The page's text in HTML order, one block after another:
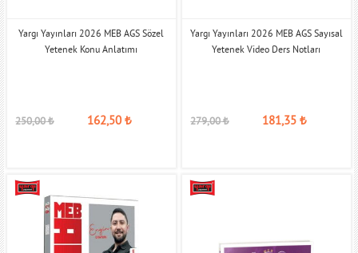
Yargı Yayınları 2026 MEB AGS Sözel
Yetenek Konu Anlatımı
250,00₺ 162,50₺
Yargı Yayınları 2026 MEB AGS Sayısal
Yetenek Video Ders Notları
279,00₺ 181,35 ₺